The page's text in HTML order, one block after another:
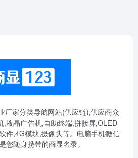
厂家分类导航网站(供应链),供应商众
,液晶广告机,自助终端,拼接屏,OLED
件,4G模块,摄像头等。电脑手机微信
您随身携带的商显名录。